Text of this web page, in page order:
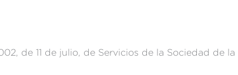
de 11 de julio, de Servicios de la Sociedad de